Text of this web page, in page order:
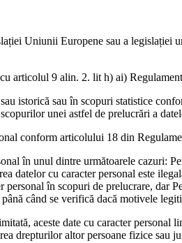
Uniunii Europene sau a
articolul 9 alin. 2. lit h) ai)
istorică sau în scopuri statistice
unei astfel de prelucrări a
conform articolului 18 din
în unul dintre următoarele cazuri:
datelor cu caracter personal este
în scopuri de prelucrare, dar
când se verifică dacă motivele
aceste date cu caracter
drepturilor altor persoane fizice